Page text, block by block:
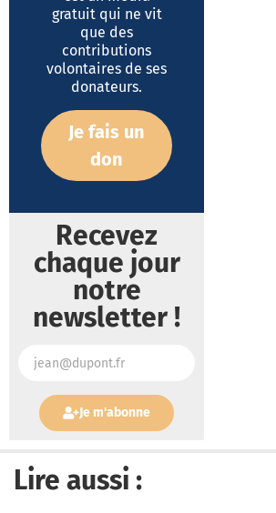
gratuit qui ne vit
que des
contributions
volontaires de ses
donateurs.
Je fais un
don
Recevez
chaque jour
notre
newsletter !
Je m'abonne
Lire aussi :